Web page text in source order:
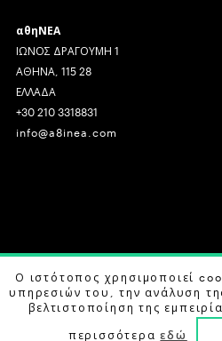
αθηΝΕΑ
ΙΩΝΟΣ ΔΡΑΓΟΥΜΗ 1
ΑΘΗΝΑ, 115 28
ΕΛΛΑΔΑ
+30 210 3318831
info@a8inea.com
COPYRIGHT © 2026 αθηΝΕΑ, ALL
DESIGN BY G DESIGN STUDIO.
Ο ιστότοπος χρησιμοποιεί
υπηρεσιών του, την ανάλυση
βελτιστοποίηση της
περισσότεραεδώ